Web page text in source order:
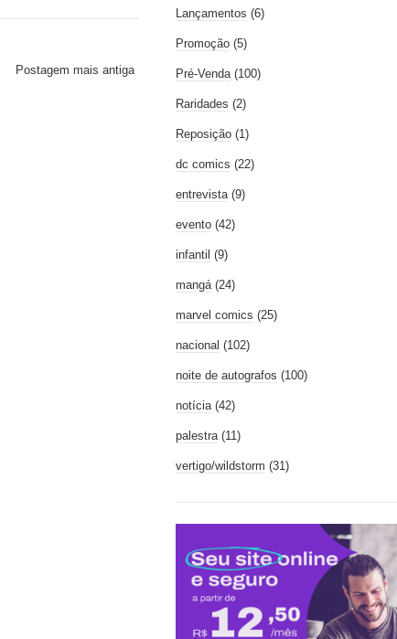
Postagem mais antiga
Lançamentos (6)
Promoção (5)
Pré-Venda (100)
Raridades (2)
Reposição (1)
dc comics (22)
entrevista (9)
evento (42)
infantil (9)
mangá (24)
marvel comics (25)
nacional (102)
noite de autografos (100)
notícia (42)
palestra (11)
vertigo/wildstorm (31)